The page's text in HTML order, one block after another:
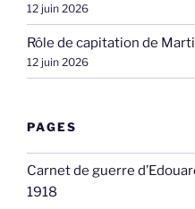
12 juin 2026
Rôle de capitation de
12 juin 2026
PAGES
Carnet de guerre
1918